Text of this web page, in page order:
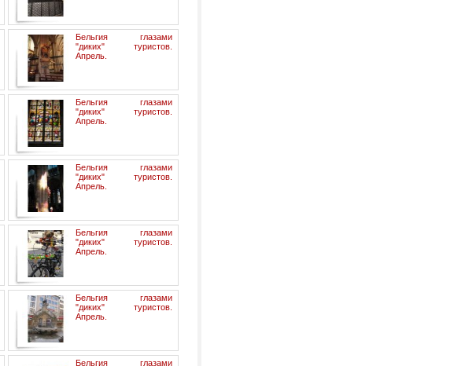
Бельгия глазами
"диких" туристов.
Апрель.
Бельгия глазами
"диких" туристов.
Апрель.
Бельгия глазами
"диких" туристов.
Апрель.
Бельгия глазами
"диких" туристов.
Апрель.
Бельгия глазами
"диких" туристов.
Апрель.
Бельгия глазами